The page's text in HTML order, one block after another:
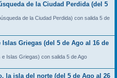
de la Ciudad Perdida (del 5
de la Ciudad Perdida) con salida 5 de
Griegas (del 5 de Ago al 16 de
Islas Griegas) con salida 5 de Ago
la isla del norte (del 5 de Ago al 26